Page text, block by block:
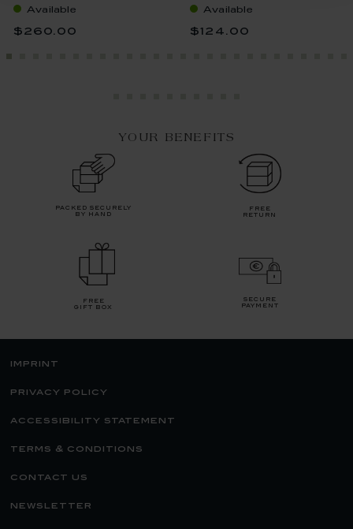
Available
$260.00
Available
$124.00
YOUR BENEFITS
packed securely
by hand
free
return
free
gift box
secure
payment
imprint
privacy policy
accessibility statement
terms & conditions
contact us
newsletter